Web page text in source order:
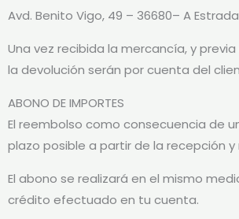
Avd. Benito Vigo, 49 – 36680– A
Una vez recibida la mercancía, y
la devolución serán por cuenta del
ABONO DE IMPORTES
El reembolso como consecuencia de
plazo posible a partir de la recepción
El abono se realizará en el mismo
crédito efectuado en tu cuenta.